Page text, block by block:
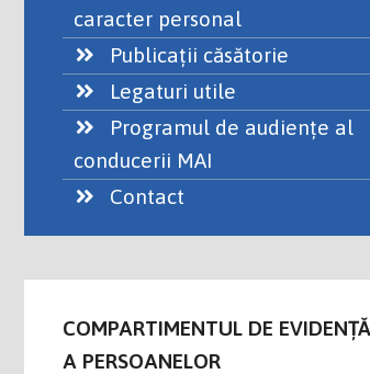
caracter personal
Publicații căsătorie
Legaturi utile
Programul de audiențe al
conducerii MAI
Contact
COMPARTIMENTUL DE EVIDENŢĂ
A PERSOANELOR